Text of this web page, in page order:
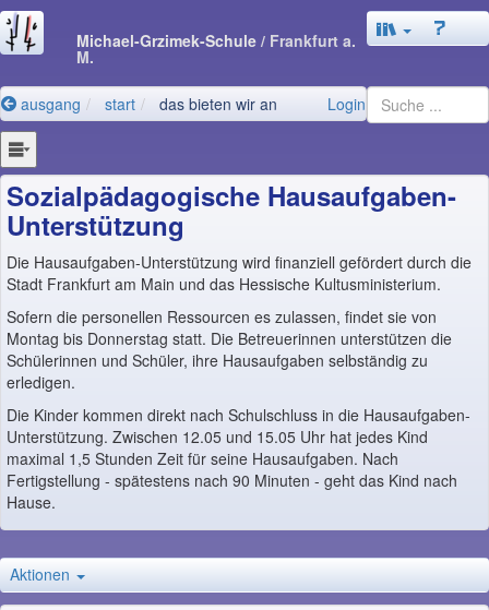
Michael-Grzimek-Schule / Frankfurt a.
M.
ausgang start das bieten wir an Login
Sozialpädagogische Hausaufgaben-
Unterstützung
Die Hausaufgaben-Unterstützung wird finanziell gefördert durch die
Stadt Frankfurt am Main und das Hessische Kultusministerium.
Sofern die personellen Ressourcen es zulassen, findet sie von
Montag bis Donnerstag statt. Die Betreuerinnen unterstützen die
Schülerinnen und Schüler, ihre Hausaufgaben selbständig zu
erledigen.
Die Kinder kommen direkt nach Schulschluss in die Hausaufgaben-
Unterstützung. Zwischen 12.05 und 15.05 Uhr hat jedes Kind
maximal 1,5 Stunden Zeit für seine Hausaufgaben. Nach
Fertigstellung - spätestens nach 90 Minuten - geht das Kind nach
Hause.
Aktionen